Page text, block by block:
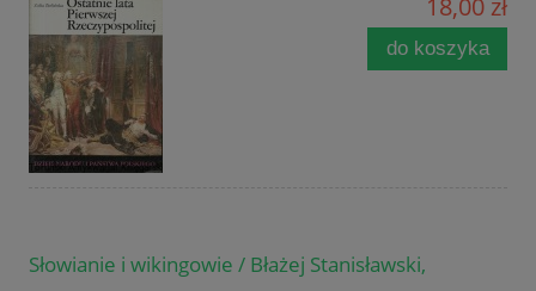
18,00 zł
do koszyka
Słowianie i wikingowie / Błażej Stanisławski,